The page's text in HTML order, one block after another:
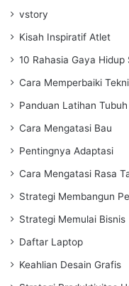
vstory
Kisah Inspiratif Atlet
10 Rahasia Gaya Hidup
Cara Memperbaiki
Panduan Latihan Tubuh
Cara Mengatasi Bau
Pentingnya Adaptasi
Cara Mengatasi Rasa
Strategi Membangun
Strategi Memulai Bisnis
Daftar Laptop
Keahlian Desain Grafis